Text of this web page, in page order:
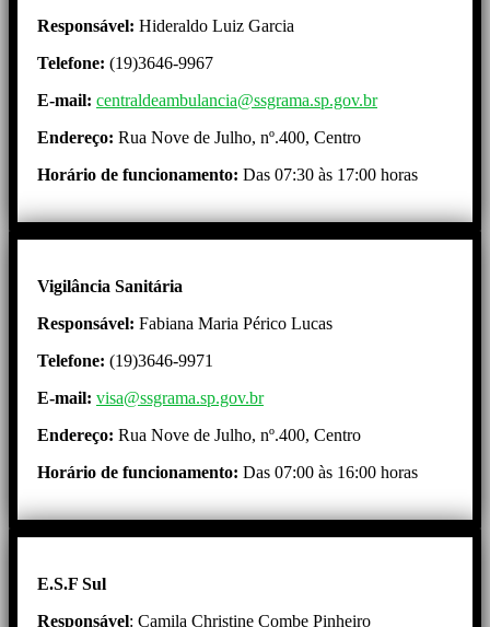
Responsável: Hideraldo Luiz Garcia
Telefone: (19)3646-9967
E-mail: centraldeambulancia@ssgrama.sp.gov.br
Endereço: Rua Nove de Julho, nº.400, Centro
Horário de funcionamento: Das 07:30 às 17:00 horas
Vigilância Sanitária
Responsável: Fabiana Maria Périco Lucas
Telefone: (19)3646-9971
E-mail: visa@ssgrama.sp.gov.br
Endereço: Rua Nove de Julho, nº.400, Centro
Horário de funcionamento: Das 07:00 às 16:00 horas
E.S.F Sul
Responsável: Camila Christine Combe Pinheiro